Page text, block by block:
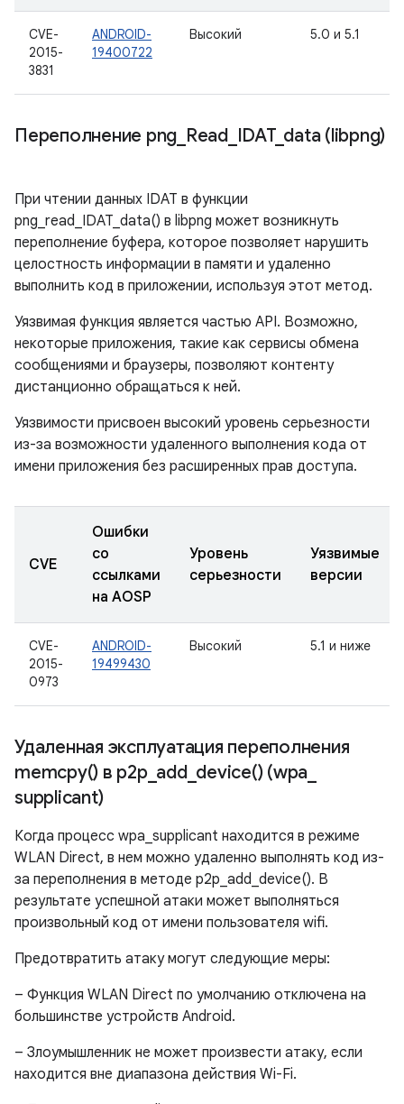
CVE-
2015-
3831
ANDROID-
19400722
Высокий 5.0 и 5.1
Переполнение png Read_ IDAT_ data (libpng)
При чтении данных IDAT в функции
png_read_IDAT_data() в libpng может возникнуть
переполнение буфера, которое позволяет нарушить
целостность информации в памяти и удаленно
выполнить код в приложении, используя этот метод.
Уязвимая функция является частью API. Возможно,
некоторые приложения, такие как сервисы обмена
сообщениями и браузеры, позволяют контенту
дистанционно обращаться к ней.
Уязвимости присвоен высокий уровень серьезности
из-за возможности удаленного выполнения кода от
имени приложения без расширенных прав доступа.
CVE
Ошибки
со
ссылками
на AOSP
Уровень
серьезности
Уязвимые
версии
CVE-
2015-
0973
ANDROID-
19499430
Высокий 5.1 и ниже
Удаленная эксплуатация переполнения
memcpy() в p2p_add_device() (wpa
supplicant)
Когда процесс wpa_supplicant находится в режиме
WLAN Direct, в нем можно удаленно выполнять код из-
за переполнения в методе p2p_add_device(). В
результате успешной атаки может выполняться
произвольный код от имени пользователя wifi.
Предотвратить атаку могут следующие меры:
– Функция WLAN Direct по умолчанию отключена на
большинстве устройств Android.
– Злоумышленник не может произвести атаку, если
находится вне диапазона действия Wi-Fi.